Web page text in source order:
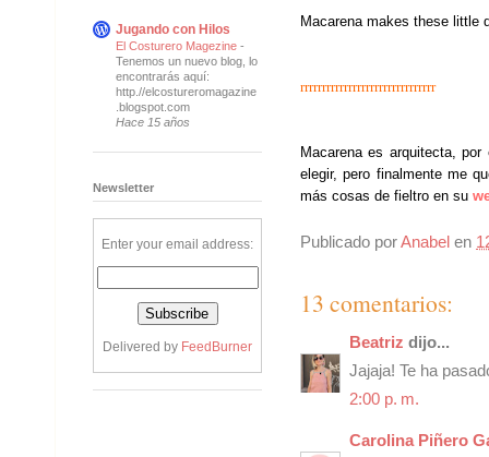
Macarena makes these little
rrrrrrrrrrrrrrrrrrrrrrrrrrrrrrr
Macarena es arquitecta,
elegir, pero finalmente me
más cosas de fieltro en su
Publicado porAnabel en
13 comentarios:
Beatriz dijo...
Jajaja! Te ha
2:00 p. m.
Carolina Piñero
Jugando con Hilos
El Costurero Magezine -
Tenemos un nuevo blog, lo
encontrarás aquí:
http.//elcostureromagazine
.blogspot.com
Hace 15 años
Newsletter
Enter your email address:
Delivered by FeedBurner